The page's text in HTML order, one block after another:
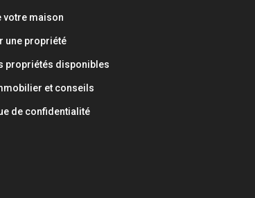
votre maison
une propriété
propriétés disponibles
et conseils
de confidentialité